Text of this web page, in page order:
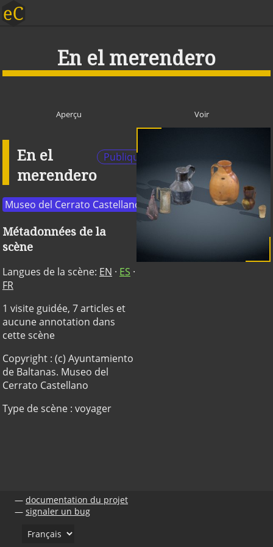
En el merendero
Aperçu Voir
En el
merendero
Publique
Museo del Cerrato Castellano
Métadonnées de la
scène
Langues de la scène: EN · ES ·
FR
1 visite guidée, 7 articles et
aucune annotation dans
cette scène
Copyright : (c) Ayuntamiento
de Baltanas. Museo del
Cerrato Castellano
Type de scène : voyager
documentation du projet
signaler un bug